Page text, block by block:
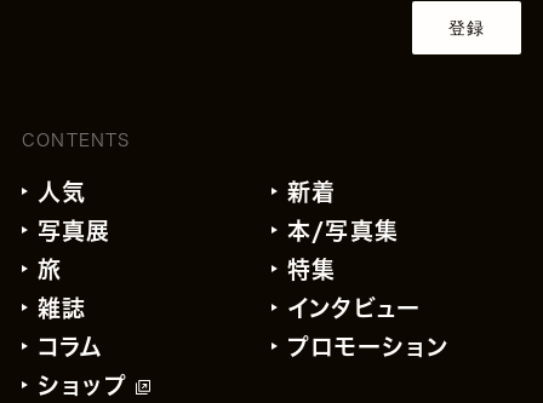
登録
CONTENTS
人気
新着
写真展
本/写真集
旅
特集
雑誌
インタビュー
コラム
プロモーション
ショップ